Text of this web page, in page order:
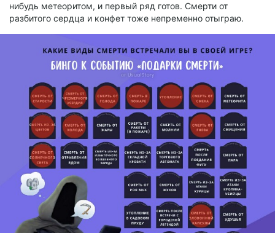
нибудь метеоритом, и первый ряд готов. Смерти от
разбитого сердца и конфет тоже непременно отыграю.